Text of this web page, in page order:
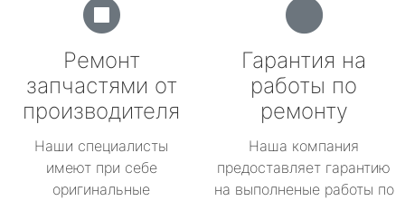
Ремонт
запчастями от
производителя
Наши специалисты
имеют при себе
оригинальные
Гарантия на
работы по
ремонту
Наша компания
предоставляет гарантию
на выполненые работы по